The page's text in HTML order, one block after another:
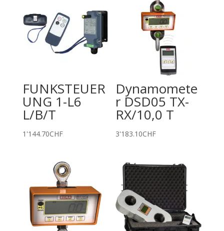
FUNKSTEUER
UNG 1-L6
L/B/T
1'144.70CHF
Dynamomete
r DSD05 TX-
RX/10,0 T
3'183.10CHF